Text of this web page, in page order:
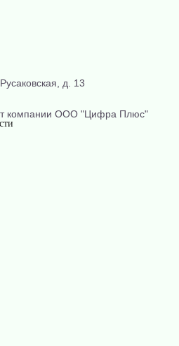
д. 13
компании ООО "Цифра Плюс"